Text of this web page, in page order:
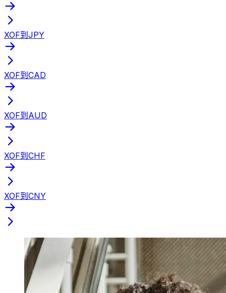
XOF到JPY
XOF到CAD
XOF到AUD
XOF到CHF
XOF到CNY